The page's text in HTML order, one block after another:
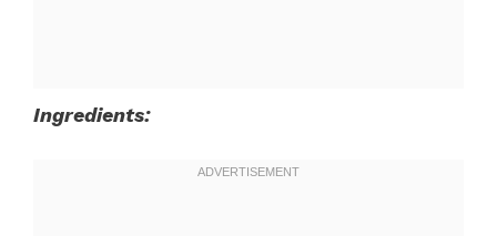
Ingredients: